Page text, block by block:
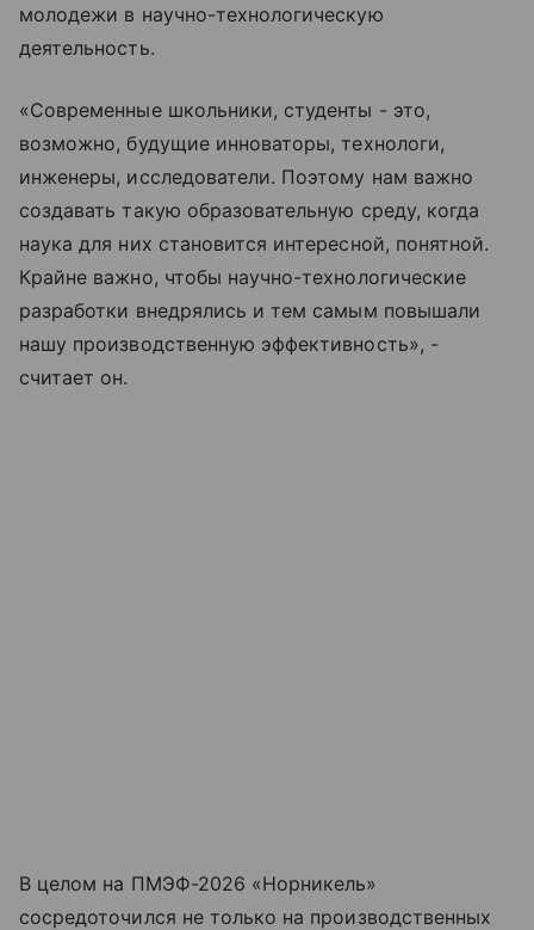
молодежи в научно-технологическую
деятельность.
«Современные школьники, студенты - это,
возможно, будущие инноваторы, технологи,
инженеры, исследователи. Поэтому нам важно
создавать такую образовательную среду, когда
наука для них становится интересной, понятной.
Крайне важно, чтобы научно-технологические
разработки внедрялись и тем самым повышали
нашу производственную эффективность», -
считает он.
В целом на ПМЭФ-2026 «Норникель»
сосредоточился не только на производственных